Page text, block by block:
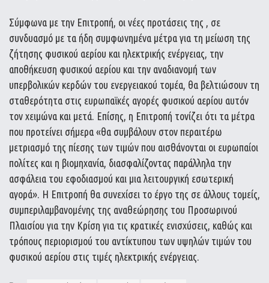
Σύμφωνα με την Επιτροπή, οι νέες προτάσεις της , σε
συνδυασμό με τα ήδη συμφωνημένα μέτρα για τη μείωση της
ζήτησης φυσικού αερίου και ηλεκτρικής ενέργειας, την
αποθήκευση φυσικού αερίου και την αναδιανομή των
υπερβολικών κερδών του ενεργειακού τομέα, θα βελτιώσουν τη
σταθερότητα στις ευρωπαϊκές αγορές φυσικού αερίου αυτόν
τον χειμώνα και μετά. Επίσης, η Επιτροπή τονίζει ότι τα μέτρα
που προτείνει σήμερα «θα συμβάλουν στον περαιτέρω
μετριασμό της πίεσης των τιμών που αισθάνονται οι ευρωπαίοι
πολίτες και η βιομηχανία, διασφαλίζοντας παράλληλα την
ασφάλεια του εφοδιασμού και μια λειτουργική εσωτερική
αγορά». Η Επιτροπή θα συνεχίσει το έργο της σε άλλους τομείς,
συμπεριλαμβανομένης της αναθεώρησης του Προσωρινού
Πλαισίου για την Κρίση για τις κρατικές ενισχύσεις, καθώς και
τρόπους περιορισμού του αντίκτυπου των υψηλών τιμών του
φυσικού αερίου στις τιμές ηλεκτρικής ενέργειας.